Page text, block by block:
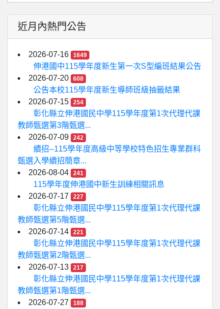
近月內熱門公告
2026-07-16 1649
伸港國中115學年度新生第一次S型編班結果公告
2026-07-20
608
公告本校115學年度新生導師班級抽籤結果
2026-07-15
254
彰化縣立伸港國民中學115學年度第1次代理代課
教師甄選第3階甄選...
2026-07-09
242
續招--115學年度高級中等學校特色招生專業群科
甄選入學續招簡章...
2026-08-04
241
115學年度伸港國中新生訓練相關訊息
2026-07-17
227
彰化縣立伸港國民中學115學年度第1次代理代課
教師甄選第5階甄選...
2026-07-14
221
彰化縣立伸港國民中學115學年度第1次代理代課
教師甄選第2階甄選...
2026-07-13
217
彰化縣立伸港國民中學115學年度第1次代理代課
教師甄選第1階甄選...
2026-07-27
188